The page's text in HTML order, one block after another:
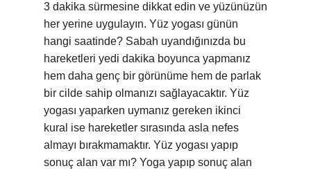
3 dakika sürmesine dikkat edin ve yüzünüzün
her yerine uygulayın. Yüz yogası günün
hangi saatinde? Sabah uyandığınızda bu
hareketleri yedi dakika boyunca yapmanız
hem daha genç bir görünüme hem de parlak
bir cilde sahip olmanızı sağlayacaktır. Yüz
yogası yaparken uymanız gereken ikinci
kural ise hareketler sırasında asla nefes
almayı bırakmamaktır. Yüz yogası yapıp
sonuç alan var mı? Yoga yapıp sonuç alan